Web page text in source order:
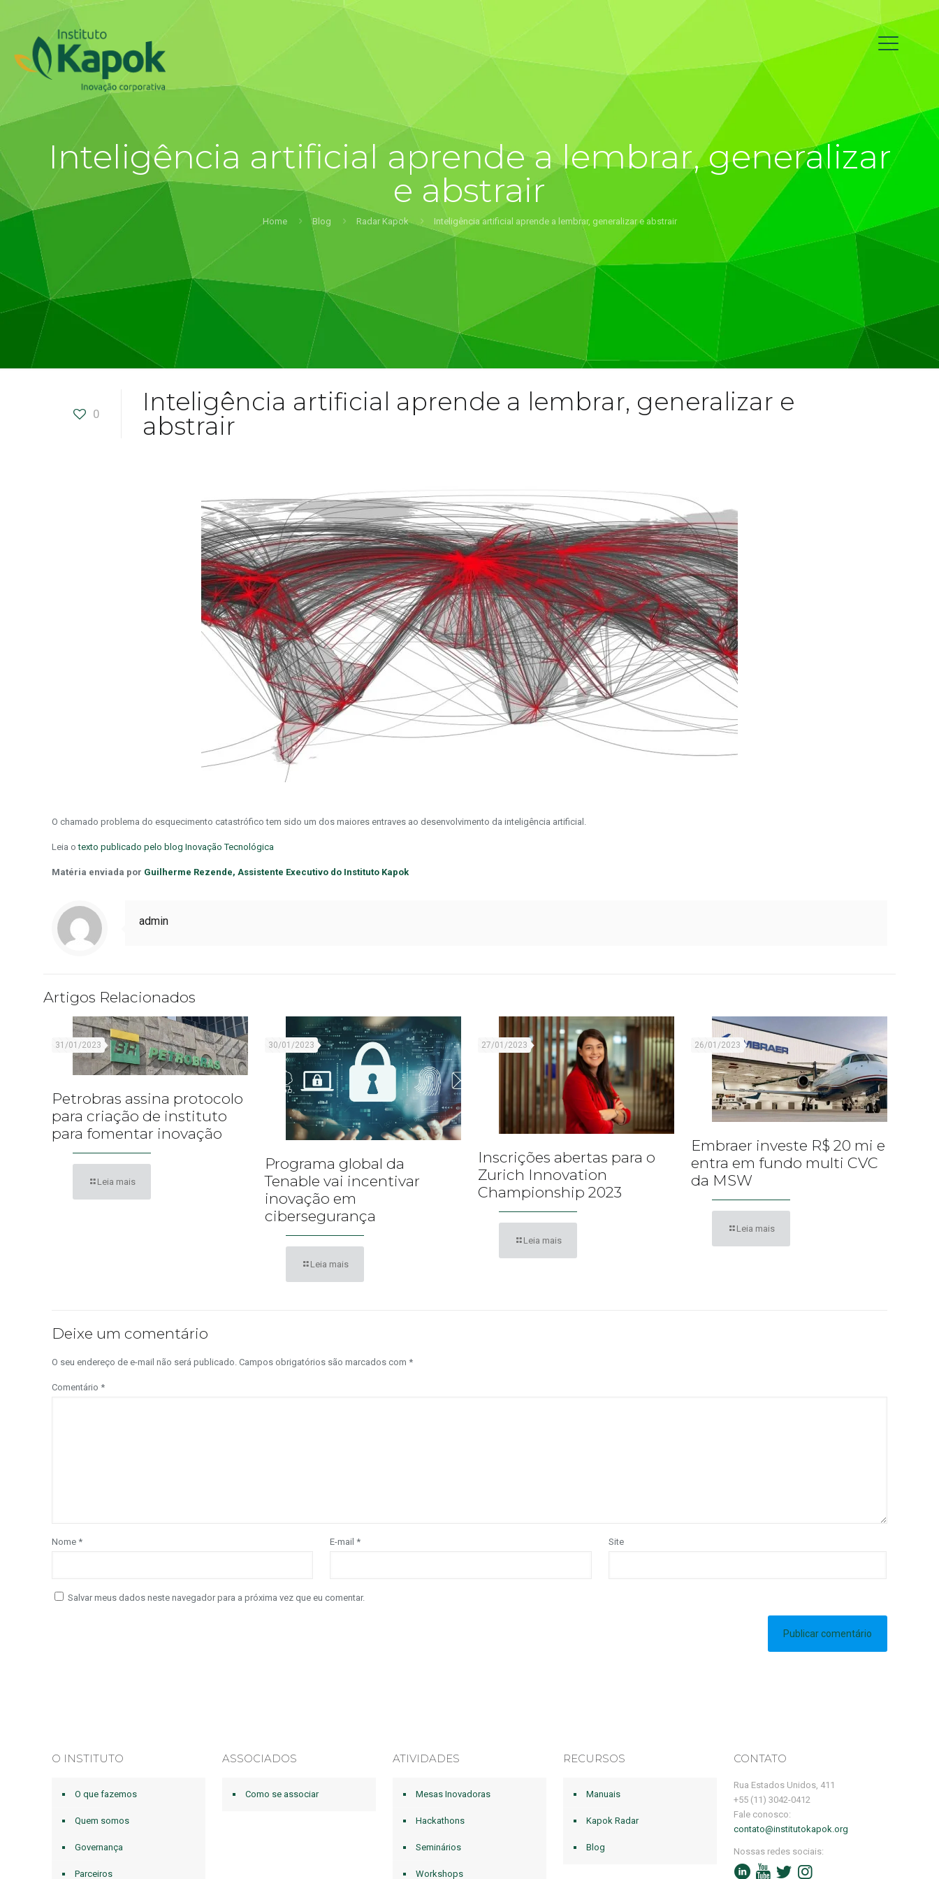
Inteligência artificial aprende a lembrar, generalizar
e abstrair
Home Blog Radar Kapok Inteligência artificial aprende a lembrar, generalizar e abstrair
0
Inteligência artificial aprende a lembrar, generalizar e
abstrair
O chamado problema do esquecimento catastrófico tem sido um dos maiores entraves ao desenvolvimento da inteligência artificial.
Leia otexto publicado pelo blog Inovação Tecnológica
Matéria enviada por Guilherme Rezende, Assistente Executivo do Instituto Kapok
admin
Artigos Relacionados
31/01/2023
Petrobras assina protocolo
para criação de instituto
para fomentar inovação
Leia mais
30/01/2023
Programa global da
Tenable vai incentivar
inovação em
cibersegurança
Leia mais
27/01/2023
Inscrições abertas para o
Zurich Innovation
Championship 2023
Leia mais
26/01/2023
Embraer investe R$ 20 mi e
entra em fundo multi CVC
da MSW
Leia mais
Deixe um comentário
O seu endereço de e-mail não será publicado. Campos obrigatórios são marcados com *
Comentário *
Nome * E-mail * Site
Salvar meus dados neste navegador para a próxima vez que eu comentar.
O INSTITUTO
O que fazemos
Quem somos
Governança
Parceiros
ASSOCIADOS
Como se associar
ATIVIDADES
Mesas Inovadoras
Hackathons
Seminários
Workshops
RECURSOS
Manuais
Kapok Radar
Blog
CONTATO
Rua Estados Unidos, 411
+55 (11) 3042-0412
Fale conosco:
contato@institutokapok.org
Nossas redes sociais: